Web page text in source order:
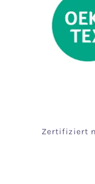
Zertifiziert